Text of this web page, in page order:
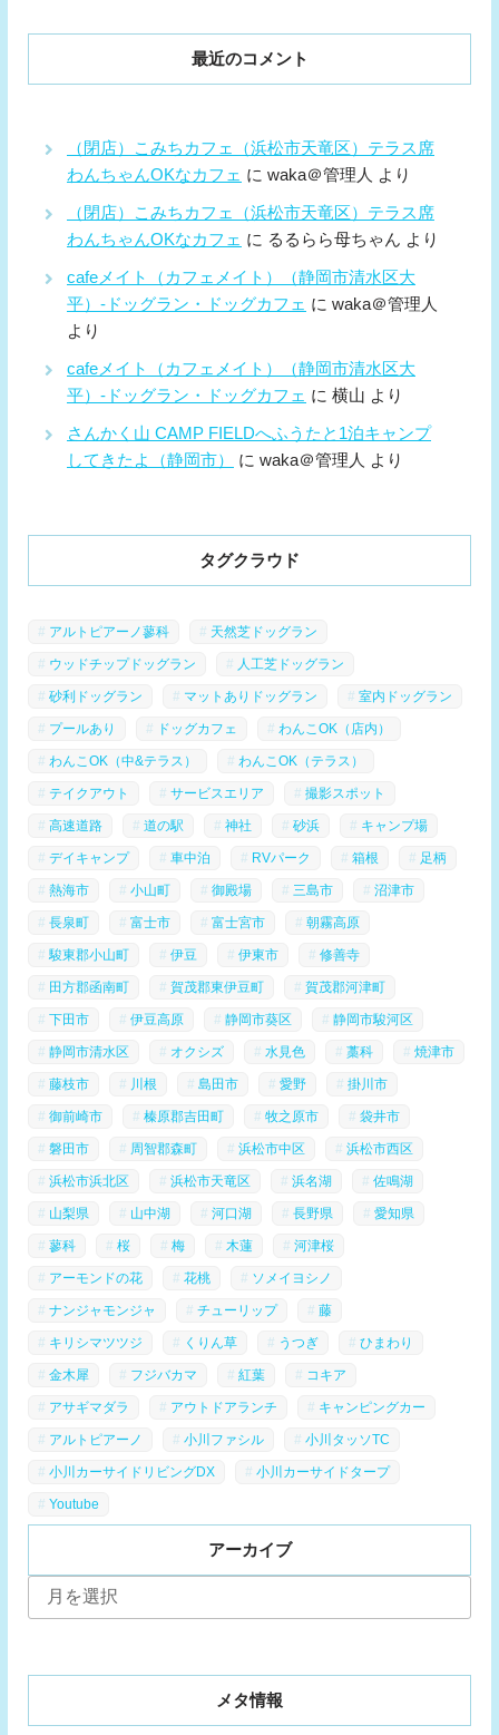
最近のコメント
（閉店）こみちカフェ（浜松市天竜区）テラス席
わんちゃんOKなカフェ に waka＠管理人 より
（閉店）こみちカフェ（浜松市天竜区）テラス席
わんちゃんOKなカフェ に るるらら母ちゃん より
cafeメイト（カフェメイト）（静岡市清水区大
平）-ドッグラン・ドッグカフェ に waka＠管理人
より
cafeメイト（カフェメイト）（静岡市清水区大
平）-ドッグラン・ドッグカフェ に 横山 より
さんかく山 CAMP FIELDへふうたと1泊キャンプ
してきたよ（静岡市）
に waka＠管理人 より
タグクラウド
アルトピアーノ蓼科 天然芝ドッグラン
ウッドチップドッグラン 人工芝ドッグラン
砂利ドッグラン マットありドッグラン 室内ドッグラン
プールあり ドッグカフェ わんこOK（店内）
わんこOK（中&テラス） わんこOK（テラス）
テイクアウト サービスエリア 撮影スポット
高速道路 道の駅 神社 砂浜 キャンプ場
デイキャンプ 車中泊 RVパーク 箱根 足柄
熱海市 小山町 御殿場 三島市 沼津市
長泉町 富士市 富士宮市 朝霧高原
駿東郡小山町 伊豆 伊東市 修善寺
田方郡函南町 賀茂郡東伊豆町 賀茂郡河津町
下田市 伊豆高原 静岡市葵区 静岡市駿河区
静岡市清水区 オクシズ 水見色 藁科 焼津市
藤枝市 川根 島田市 愛野 掛川市
御前崎市 榛原郡吉田町 牧之原市 袋井市
磐田市 周智郡森町 浜松市中区 浜松市西区
浜松市浜北区 浜松市天竜区 浜名湖 佐鳴湖
山梨県 山中湖 河口湖 長野県 愛知県
蓼科 桜 梅 木蓮 河津桜
アーモンドの花 花桃 ソメイヨシノ
ナンジャモンジャ チューリップ 藤
キリシマツツジ くりん草 うつぎ ひまわり
金木犀 フジバカマ 紅葉 コキア
アサギマダラ アウトドアランチ キャンピングカー
アルトピアーノ 小川ファシル 小川タッソTC
小川カーサイドリビングDX 小川カーサイドタープ
Youtube
アーカイブ
ー
メタ情報